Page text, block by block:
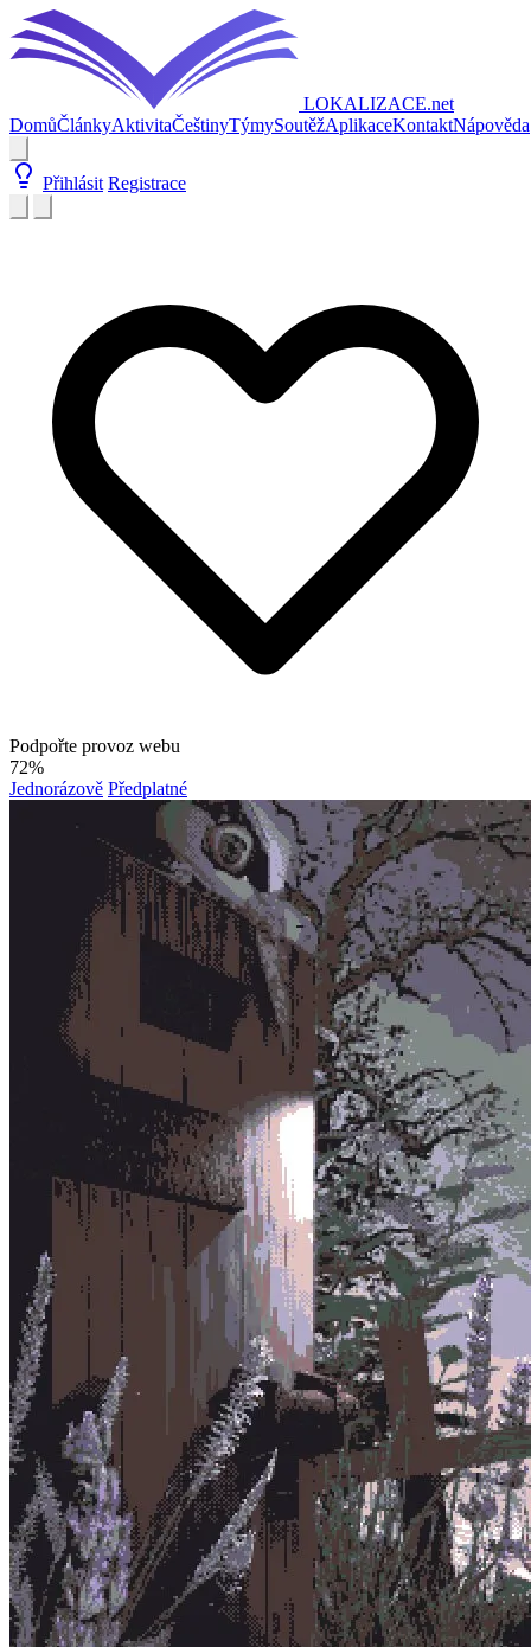
LOKALIZACE.net
DomůČlánkyAktivitaČeštinyTýmySoutěžAplikaceKontaktNápověda
Přihlásit Registrace
Podpořte provoz webu
72%
Jednorázově Předplatné